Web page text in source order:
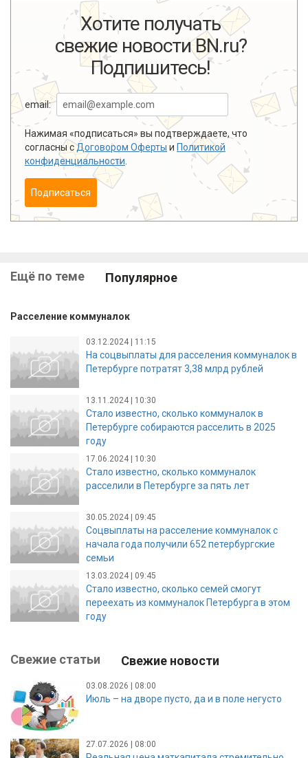
Хотите получать
свежие новости BN.ru?
Подпишитесь!
email:
Нажимая «подписаться» вы подтверждаете, что
согласны сДоговором Оферты и Политикой
конфиденциальности
Подписаться
Ещё по теме Популярное
Расселение коммуналок
03.12.2024 | 11:15
На соцвыплаты для расселения коммуналок в
Петербурге потратят 3,38 млрд рублей
13.11.2024 | 10:30
Стало известно, сколько коммуналок в
Петербурге собираются расселить в 2025
году
17.06.2024 | 10:30
Стало известно, сколько коммуналок
расселили в Петербурге за пять лет
30.05.2024 | 09:45
Соцвыплаты на расселение коммуналок с
начала года получили 652 петербургские
семьи
13.03.2024 | 09:45
Стало известно, сколько семей смогут
переехать из коммуналок Петербурга в этом
году
Свежие статьи Свежие новости
03.08.2026 | 08:00
Июль – на дворе пусто, да и в поле негусто
27.07.2026 | 08:00